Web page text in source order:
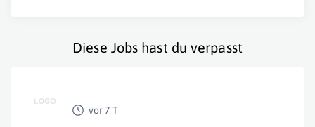
Diese Jobs hast du verpasst
vor 7 T